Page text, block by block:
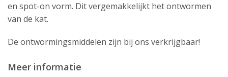
en spot-on vorm. Dit vergemakkelijkt het ontwormen
van de kat.
De ontwormingsmiddelen zijn bij ons verkrijgbaar!
Meer informatie